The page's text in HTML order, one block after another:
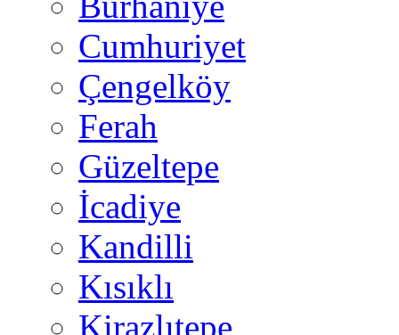
Cumhuriyet
Çengelköy
Ferah
Güzeltepe
İcadiye
Kandilli
Kısıklı
Kirazlıtepe